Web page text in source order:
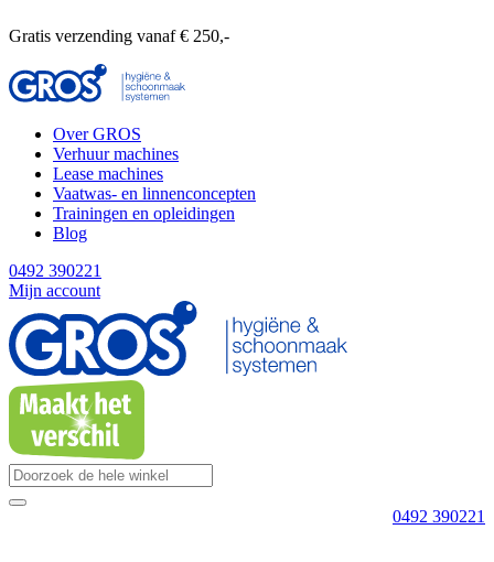
Gratis verzending vanaf € 250,-
Over GROS
Verhuur machines
Lease machines
Vaatwas- en linnenconcepten
Trainingen en opleidingen
Blog
0492 390221
Mijn account
0492 390221